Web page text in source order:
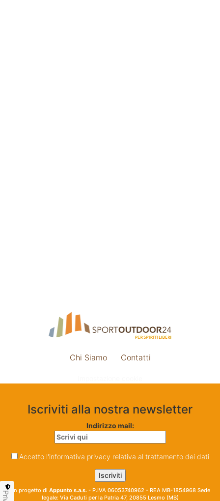
Chi Siamo Contatti
Iscriviti alla nostra newsletter
Indirizzo mail:
Accetto l'informativa privacy relativa al trattamento dei dati
Un progetto di Appunto s.a.s. - P.IVA 06053740962 - REA MB-1854968 Sede
legale: Via Caduti per la Patria 47, 20855 Lesmo (MB)